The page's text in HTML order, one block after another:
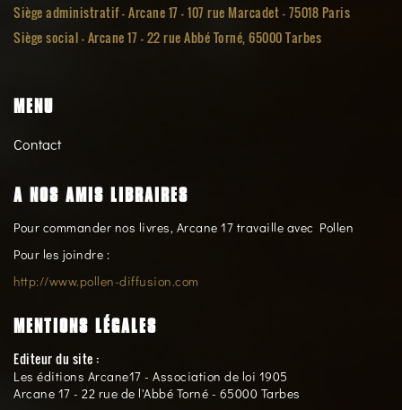
Siège administratif - Arcane 17 - 107 rue Marcadet - 75018 Paris
Siège social -Arcane 17 - 22 rue Abbé Torné, 65000 Tarbes
MENU
Contact
A NOS AMIS LIBRAIRES
Pour commander nos livres, Arcane 17 travaille avec Pollen
Pour les joindre :
http://www.pollen-diffusion.com
MENTIONS LÉGALES
Editeur du site :
Les éditions Arcane17 - Association de loi 1905
Arcane 17 - 22 rue de l'Abbé Torné - 65000 Tarbes